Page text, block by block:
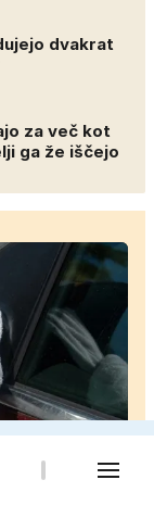
dvakrat
za več kot
ga že iščejo